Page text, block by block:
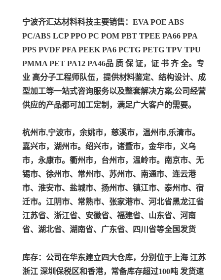
宁波齐汇达材料科技主要销售：EVA POE ABS
PC/ABS LCP PPO PC POM PBT TPEE PA66 PPA
PPS PVDF PFA PEEK PA6 PCTG PETG TPV TPU
PMMA PET PA12 PA46品 质 保 证，证 书 齐 全。专
业 高分子工程师队伍，提供材料鉴定、结构设计、成
型加工等一站式咨询服务以及整套解决方案,公司经营
供应的产品都可加工定制，满足广大客户的需要。
杭州市,宁波市，余姚市，慈溪市，温州市,乐清市。
嘉兴市，湖州市。绍兴市，诸暨市，金华市，义乌
市，永康市。衢州市，台州市，温岭市。南京市、无
锡市、徐州市、常州市、苏州市、南通市、连云港
市、淮安市、盐城市、扬州市、镇江市、泰州市、宿
迁市。江阴市、常熟市、张家港市、河北省黑龙江省
江苏省、浙江省、安徽省、福建省、山东省、河南
省、湖北省、湖南省、广东省、四川省等全国发货
库存：公司在华东建立四大仓库，分别位于上海 江苏
浙江 深圳保税区和香港，常备库存超过100吨 发货速